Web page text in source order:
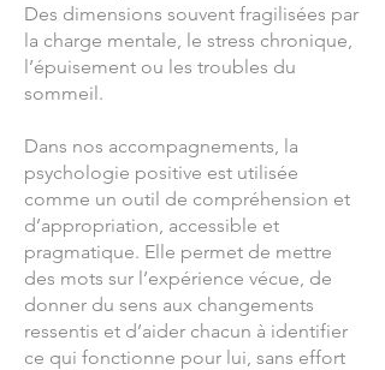
Des dimensions souvent fragilisées par
la charge mentale, le stress chronique,
l’épuisement ou les troubles du
sommeil.
Dans nos accompagnements, la
psychologie positive est utilisée
comme un outil de compréhension et
d’appropriation, accessible et
pragmatique. Elle permet de mettre
des mots sur l’expérience vécue, de
donner du sens aux changements
ressentis et d’aider chacun à identifier
ce qui fonctionne pour lui, sans effort